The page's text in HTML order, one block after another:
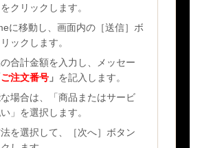
クリックします。
に移動し、画面内の［送信］ボ
ックします。
合計金額を入力し、メッセー
ご注文番号 」 を記入します。
場合は、「商品またはサービ
」を選択します。
を選択して、［次へ］ボタン